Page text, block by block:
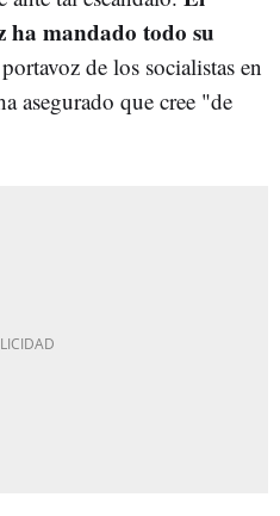
ha mandado todo su
de los socialistas en
asegurado que cree "de